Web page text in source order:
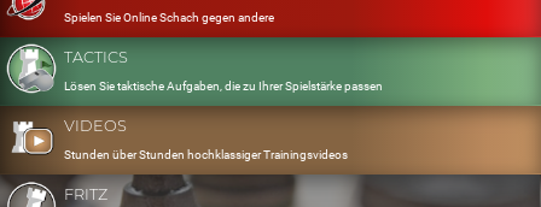
Spielen Sie Online Schach gegen andere
TACTICS
Lösen Sie taktische Aufgaben, die zu Ihrer Spielstärke passen
VIDEOS
Stunden über Stunden hochklassiger Trainingsvideos
FRITZ